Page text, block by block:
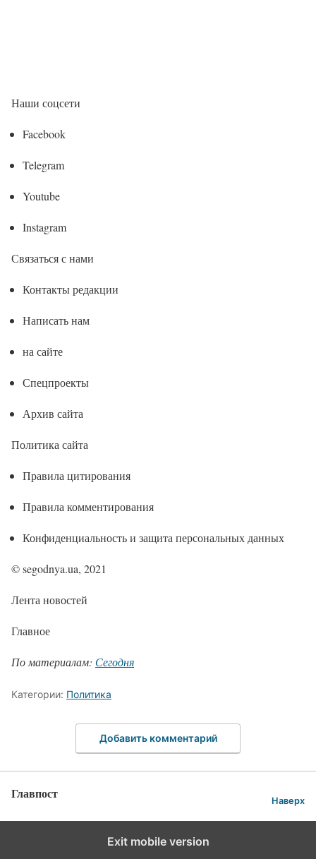
Наши соцсети
Facebook
Telegram
Youtube
Instagram
Связаться с нами
Контакты редакции
Написать нам
на сайте
Спецпроекты
Архив сайта
Политика сайта
Правила цитирования
Правила комментирования
Конфиденциальность и защита персональных данных
© segodnya.ua, 2021
Лента новостей
Главное
По материалам: Сегодня
Категории: Политика
Добавить комментарий
Главпост Наверх
Exit mobile version